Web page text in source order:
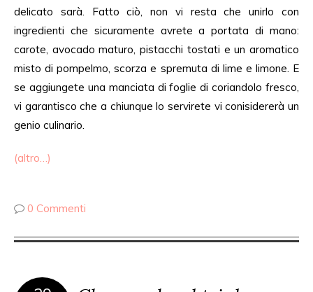
delicato sarà. Fatto ciò, non vi resta che unirlo con
ingredienti che sicuramente avrete a portata di mano:
carote, avocado maturo, pistacchi tostati e un aromatico
misto di pompelmo, scorza e spremuta di lime e limone. E
se aggiungete una manciata di foglie di coriandolo fresco,
vi garantisco che a chiunque lo servirete vi conisidererà un
genio culinario.
(altro…)
0 Commenti